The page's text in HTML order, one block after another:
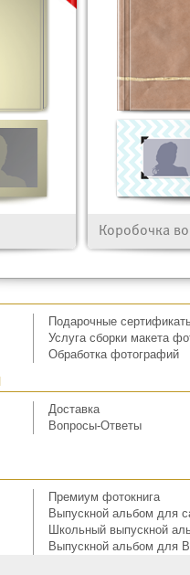
Коробочка
Подарочные
Услуга сборки макета
Обработка фотографий
Доставка
Вопросы-Ответы
Премиум фотокнига
Выпускной альбом для
Школьный выпускной
Выпускной альбом для